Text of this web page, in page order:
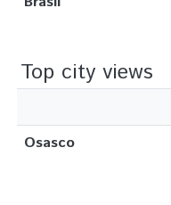
Top city views
Osasco